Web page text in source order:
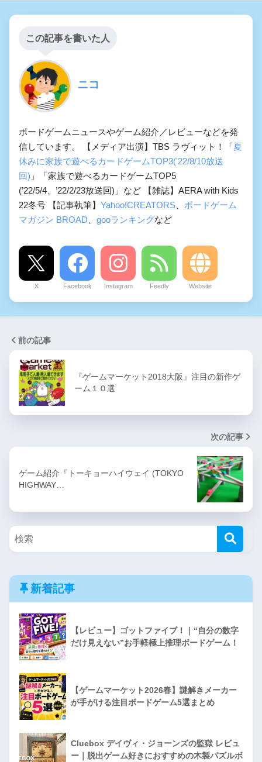
この記事を書いた人
ニコ
ボードゲームニュースやゲーム紹介／レビューなどを発
信しています。 【メディア出演】TBS ラヴィット！「夏
休みに家族で遊べるカードゲームTOP3('22/8/10放送
回) 」「家族で遊べるカードゲームTOP5
(’22/5/4、’22/2/23放送回)」など 【雑誌】AERA with Kids
22冬号 【記事執筆】 Yahoo!CREATORS
ボードゲーム
マガジン BROAD
gooランキングなど
X Facebook Instagram Feedly Website
前の記事
『ゲームマーケット2018大阪』注目の新作ゲ
ーム１０選
次の記事
ゲーム紹介『トーキョーハイウェイ (TOKYO
HIGHWAY…
新着記事
【レビュー】ゴットファイブ！｜“自分の数字
だけ見えない”お手軽極上推理ボードゲーム！
【ゲームマーケット2026春】謎解きメーカー
が手がける注目ボードゲーム5選まとめ
Cluebox デイヴィ・ジョーンズの監獄 レビュ
ー｜脱出ゲーム好きにおすすめの木製パズルボ